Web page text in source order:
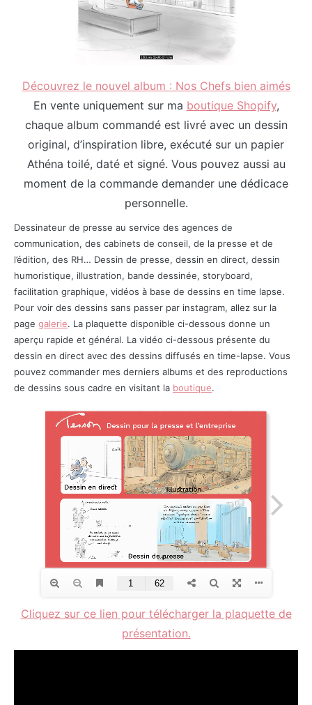
Découvrez le nouvel album : Nos Chefs bien aimés
En vente uniquement sur ma boutique Shopify,
chaque album commandé est livré avec un dessin
original, d’inspiration libre, exécuté sur un papier
Athéna toilé, daté et signé. Vous pouvez aussi au
moment de la commande demander une dédicace
personnelle.
Dessinateur de presse au service des agences de
communication, des cabinets de conseil, de la presse et de
l’édition, des RH… Dessin de presse, dessin en direct, dessin
humoristique, illustration, bande dessinée, storyboard,
facilitation graphique, vidéos à base de dessins en time lapse.
Pour voir des dessins sans passer par instagram, allez sur la
page galerie. La plaquette disponible ci-dessous donne un
aperçu rapide et général. La vidéo ci-dessous présente du
dessin en direct avec des dessins diffusés en time-lapse. Vous
pouvez commander mes derniers albums et des reproductions
de dessins sous cadre en visitant la boutique.
Cliquez sur ce lien pour télécharger la plaquette de
présentation.